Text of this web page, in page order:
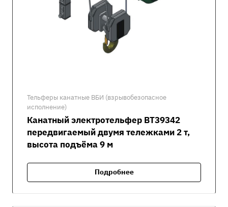
Тельферы канатные ВБИ (взрывобезопасное
исполнение)
Канатный электротельфер ВТ39342
передвигаемый двумя тележками 2 т,
высота подъёма 9 м
Подробнее